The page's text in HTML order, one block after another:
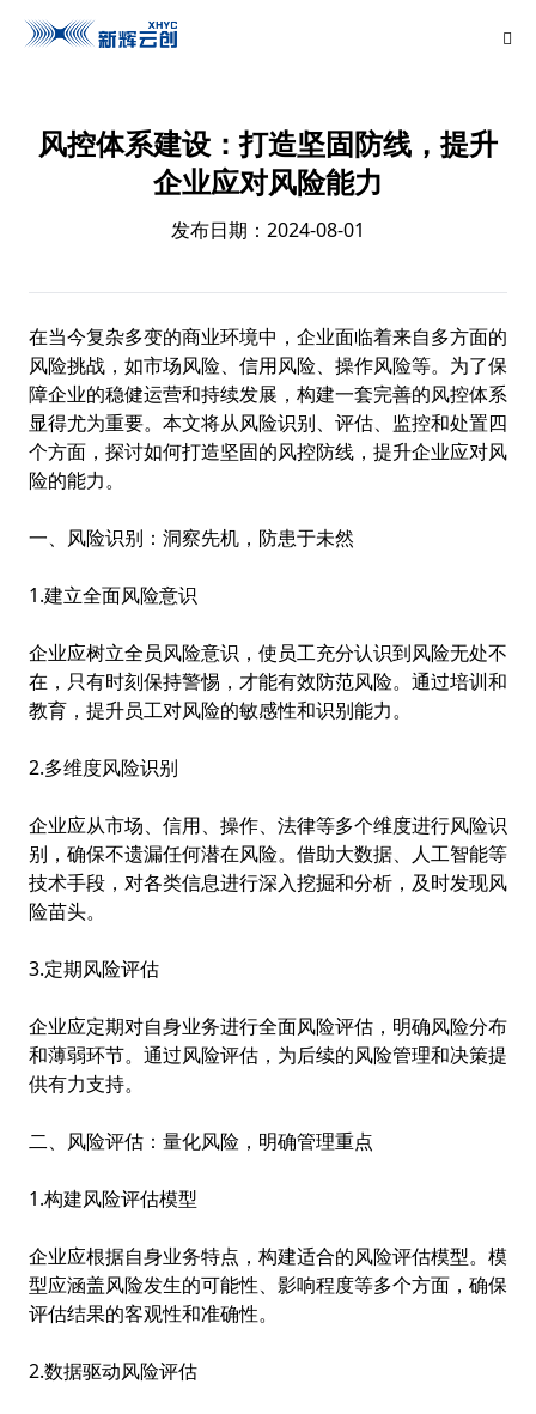
风控体系建设：打造坚固防线，提升
企业应对风险能力
发布日期：2024-08-01
在当今复杂多变的商业环境中，企业面临着来自多方面的
风险挑战，如市场风险、信用风险、操作风险等。为了保
障企业的稳健运营和持续发展，构建一套完善的风控体系
显得尤为重要。本文将从风险识别、评估、监控和处置四
个方面，探讨如何打造坚固的风控防线，提升企业应对风
险的能力。
一、风险识别：洞察先机，防患于未然
1.建立全面风险意识
企业应树立全员风险意识，使员工充分认识到风险无处不
在，只有时刻保持警惕，才能有效防范风险。通过培训和
教育，提升员工对风险的敏感性和识别能力。
2.多维度风险识别
企业应从市场、信用、操作、法律等多个维度进行风险识
别，确保不遗漏任何潜在风险。借助大数据、人工智能等
技术手段，对各类信息进行深入挖掘和分析，及时发现风
险苗头。
3.定期风险评估
企业应定期对自身业务进行全面风险评估，明确风险分布
和薄弱环节。通过风险评估，为后续的风险管理和决策提
供有力支持。
二、风险评估：量化风险，明确管理重点
1.构建风险评估模型
企业应根据自身业务特点，构建适合的风险评估模型。模
型应涵盖风险发生的可能性、影响程度等多个方面，确保
评估结果的客观性和准确性。
2.数据驱动风险评估